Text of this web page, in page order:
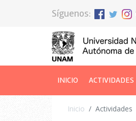
Síguenos:
INICIO (CURRENT)
ACTIVIDADES
Inicio Actividades